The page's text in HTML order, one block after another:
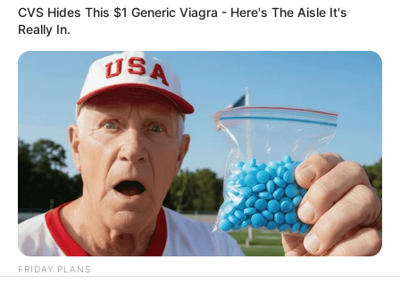
CVS Hides This $1 Generic Viagra - Here's The Aisle It's
Really In.
FRIDAY PLANS